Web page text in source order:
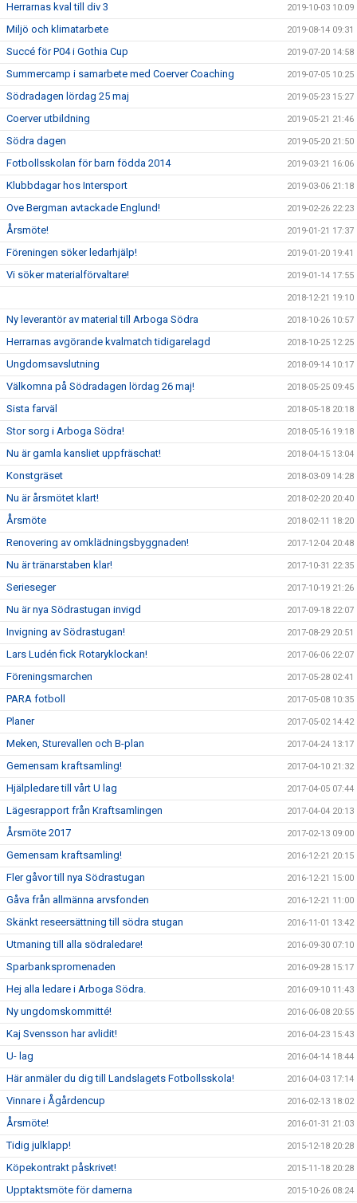
Herrarnas kval till div 3 2019-10-03 10:09
Miljö och klimatarbete 2019-08-14 09:31
Succé för P04 i Gothia Cup 2019-07-20 14:58
Summercamp i samarbete med Coerver Coaching 2019-07-05 10:25
Södradagen lördag 25 maj 2019-05-23 15:27
Coerver utbildning 2019-05-21 21:46
Södra dagen 2019-05-20 21:50
Fotbollsskolan för barn födda 2014 2019-03-21 16:06
Klubbdagar hos Intersport 2019-03-06 21:18
Ove Bergman avtackade Englund! 2019-02-26 22:23
Årsmöte! 2019-01-21 17:37
Föreningen söker ledarhjälp! 2019-01-20 19:41
Vi söker materialförvaltare! 2019-01-14 17:55
2018-12-21 19:10
Ny leverantör av material till Arboga Södra 2018-10-26 10:57
Herrarnas avgörande kvalmatch tidigarelagd 2018-10-25 12:25
Ungdomsavslutning 2018-09-14 10:17
Välkomna på Södradagen lördag 26 maj! 2018-05-25 09:45
Sista farväl 2018-05-18 20:18
Stor sorg i Arboga Södra! 2018-05-16 19:18
Nu är gamla kansliet uppfräschat! 2018-04-15 13:04
Konstgräset 2018-03-09 14:28
Nu är årsmötet klart! 2018-02-20 20:40
Årsmöte 2018-02-11 18:20
Renovering av omklädningsbyggnaden! 2017-12-04 20:48
Nu är tränarstaben klar! 2017-10-31 22:35
Serieseger 2017-10-19 21:26
Nu är nya Södrastugan invigd 2017-09-18 22:07
Invigning av Södrastugan! 2017-08-29 20:51
Lars Ludén fick Rotaryklockan! 2017-06-06 22:07
Föreningsmarchen 2017-05-28 02:41
PARA fotboll 2017-05-08 10:35
Planer 2017-05-02 14:42
Meken, Sturevallen och B-plan 2017-04-24 13:17
Gemensam kraftsamling! 2017-04-10 21:32
Hjälpledare till vårt U lag 2017-04-05 07:44
Lägesrapport från Kraftsamlingen 2017-04-04 20:13
Årsmöte 2017 2017-02-13 09:00
Gemensam kraftsamling! 2016-12-21 20:15
Fler gåvor till nya Södrastugan 2016-12-21 15:00
Gåva från allmänna arvsfonden 2016-12-21 11:00
Skänkt reseersättning till södra stugan 2016-11-01 13:42
Utmaning till alla södraledare! 2016-09-30 07:10
Sparbankspromenaden 2016-09-28 15:17
Hej alla ledare i Arboga Södra. 2016-09-10 11:43
Ny ungdomskommitté! 2016-06-08 20:55
Kaj Svensson har avlidit! 2016-04-23 15:43
U- lag 2016-04-14 18:44
Här anmäler du dig till Landslagets Fotbollsskola! 2016-04-03 17:14
Vinnare i Ågårdencup 2016-02-13 18:02
Årsmöte! 2016-01-31 21:03
Tidig julklapp! 2015-12-18 20:28
Köpekontrakt påskrivet! 2015-11-18 20:28
Upptaktsmöte för damerna 2015-10-26 08:24